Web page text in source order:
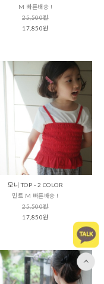
M 빠른배송 !
25,500원
17,850원
모니 TOP - 2 COLOR
민트 M 빠른배송 !
25,500원
17,850원